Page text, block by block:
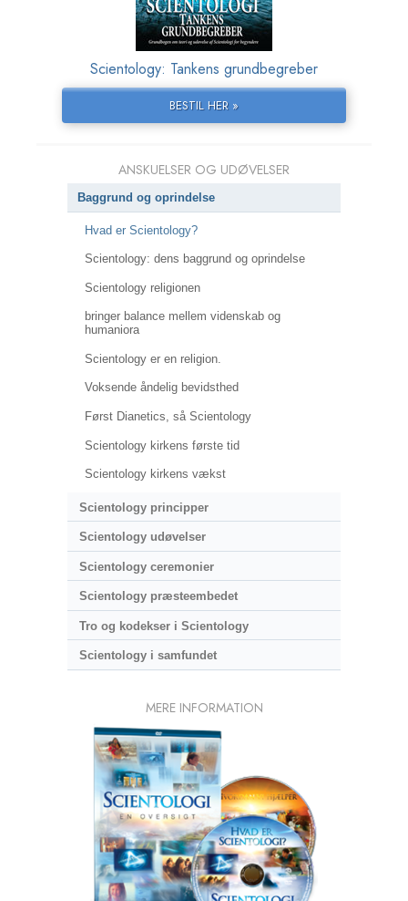
Scientology: Tankens grundbegreber
BESTIL HER »
ANSKUELSER OG UDØVELSER
Baggrund og oprindelse
Hvad er Scientology?
Scientology: dens baggrund og oprindelse
Scientology religionen
bringer balance mellem videnskab og
humaniora
Scientology er en religion.
Voksende åndelig bevidsthed
Først Dianetics, så Scientology
Scientology kirkens første tid
Scientology kirkens vækst
Scientology principper
Scientology udøvelser
Scientology ceremonier
Scientology præsteembedet
Tro og kodekser i Scientology
Scientology i samfundet
MERE INFORMATION